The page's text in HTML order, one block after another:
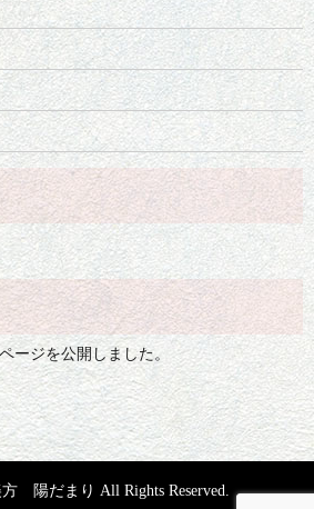
ージを公開しました。
陽だまり All Rights Reserved.